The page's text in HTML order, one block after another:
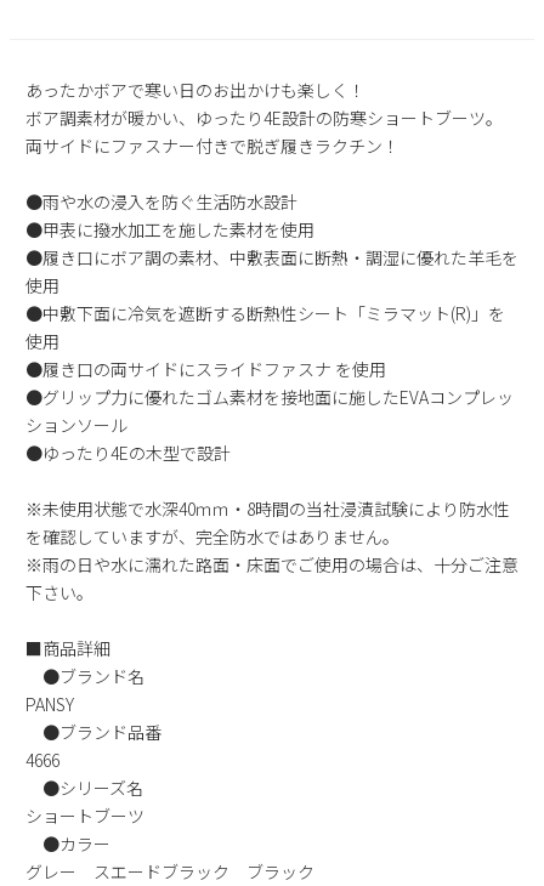
日 月 火 水 木
1
2 3
13
14 15 16
20
21 22 23
27
28 29 30
新規会員登録
プライバシーポリシー
お問い合わせ
あったかボアで寒い日のお出かけも楽しく！
ボア調素材が暖かい、ゆったり4E設計の防寒ショートブーツ。
両サイドにファスナー付きで脱ぎ履きラクチン！
●雨や水の浸入を防ぐ生活防水設計
●甲表に撥水加工を施した素材を使用
●履き口にボア調の素材、中敷表面に断熱・調湿に優れた羊毛を
使用
●中敷下面に冷気を遮断する断熱性シート「ミラマット(R)」を
使用
●履き口の両サイドにスライドファスナ を使用
●グリップ力に優れたゴム素材を接地面に施したEVAコンプレッ
ションソール
●ゆったり4Eの木型で設計
※未使用状態で水深40ｍｍ・8時間の当社浸漬試験により防水性
を確認していますが、完全防水ではありません。
※雨の日や水に濡れた路面・床面でご使用の場合は、十分ご注意
下さい。
■商品詳細
●ブランド名
PANSY
●ブランド品番
4666
●シリーズ名
ショートブーツ
●カラー
グレー スエードブラック ブラック